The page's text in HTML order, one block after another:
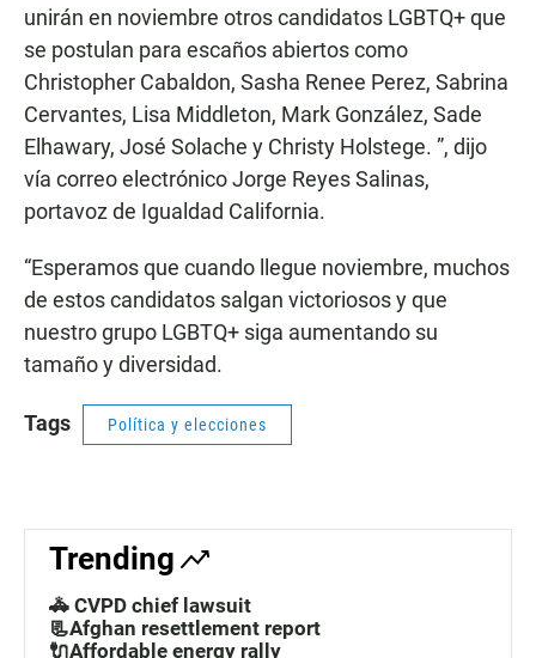
unirán en noviembre otros candidatos LGBTQ+ que
se postulan para escaños abiertos como
Christopher Cabaldon, Sasha Renee Perez, Sabrina
Cervantes, Lisa Middleton, Mark González, Sade
Elhawary, José Solache y Christy Holstege. ”, dijo
vía correo electrónico Jorge Reyes Salinas,
portavoz de Igualdad California.
“Esperamos que cuando llegue noviembre, muchos
de estos candidatos salgan victoriosos y que
nuestro grupo LGBTQ+ siga aumentando su
tamaño y diversidad.
Tags Política y elecciones
Trending
🚓 CVPD chief lawsuit
📃Afghan resettlement report
🔌Affordable energy rally